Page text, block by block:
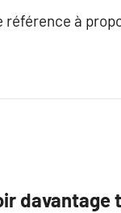
référence à
davantage